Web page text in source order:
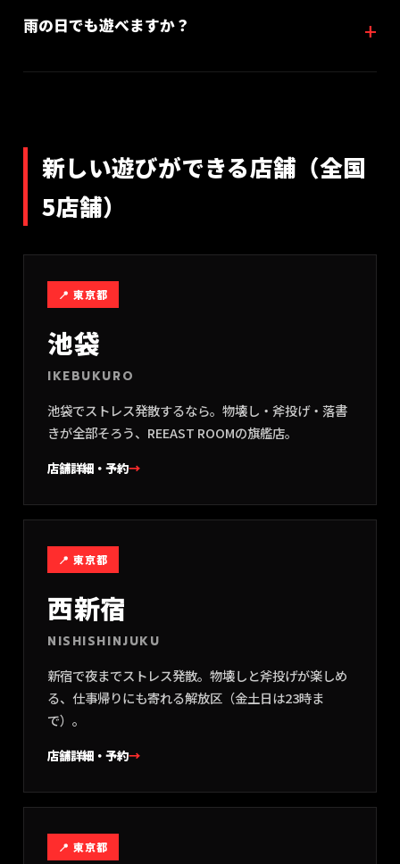
雨の日でも遊べますか？
新しい遊びができる店舗（全国
5店舗）
📍 東京都
池袋
IKEBUKURO
池袋でストレス発散するなら。物壊し・斧投げ・落書
きが全部そろう、REEAST ROOMの旗艦店。
店舗詳細・予約→
📍 東京都
西新宿
NISHISHINJUKU
新宿で夜までストレス発散。物壊しと斧投げが楽しめ
る、仕事帰りにも寄れる解放区（金土日は23時ま
で）。
店舗詳細・予約→
📍 東京都